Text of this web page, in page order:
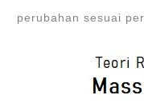
perubahan sesuai